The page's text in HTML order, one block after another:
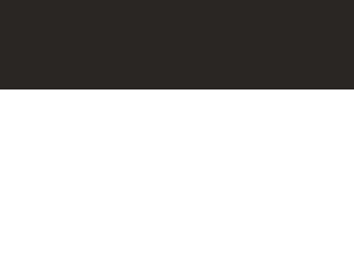
Explications sur